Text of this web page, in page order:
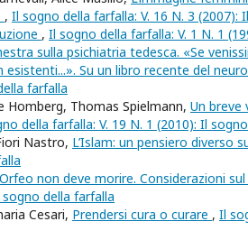
, Il sogno della farfalla: V. 16 N. 3 (2007):
, Il sogno della farfalla: V. 1 N. 1
sulla psichiatria tedesca. «Se
Su un libro recente del
farfalla
Homberg, Thomas Spielmann, Un breve
della farfalla: V. 19 N. 1 (2010): Il
Nastro, L’Islam: un pensiero diverso
non deve morire. Considerazioni
sogno della farfalla
Cesari, Prendersi cura o curare , Il